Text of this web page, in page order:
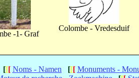
-1- Graf
Colombe - Vredesduif
[[[ Noms - Namen [[[ Monuments -